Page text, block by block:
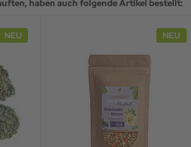
haben auch folgende Artikel bestellt:
NEU NEU